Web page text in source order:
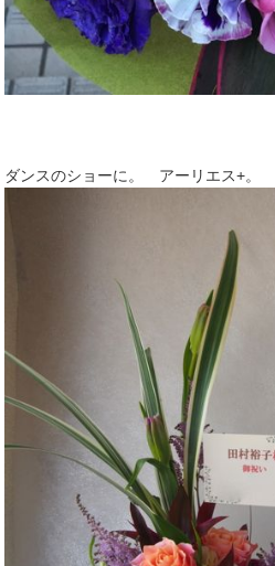
ダンスのショーに。 アーリエス+。